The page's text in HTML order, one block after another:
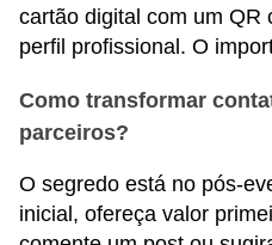
cartão digital com um QR
perfil profissional. O
Como transformar
parceiros?
O segredo está no pós-
inicial, ofereça valor